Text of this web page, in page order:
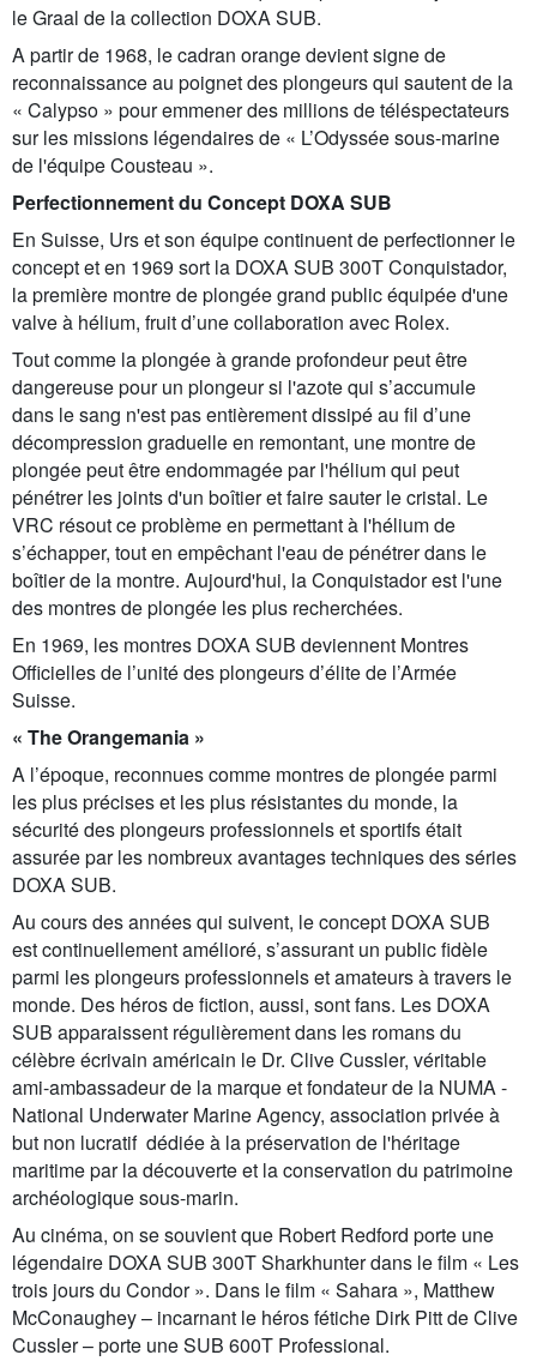
le Graal de la collection DOXA SUB.
A partir de 1968, le cadran orange devient signe de
reconnaissance au poignet des plongeurs qui sautent de la
« Calypso » pour emmener des millions de téléspectateurs
sur les missions légendaires de « L’Odyssée sous-marine
de l'équipe Cousteau ».
Perfectionnement du Concept DOXA SUB
En Suisse, Urs et son équipe continuent de perfectionner le
concept et en 1969 sort la DOXA SUB 300T Conquistador,
la première montre de plongée grand public équipée d'une
valve à hélium, fruit d’une collaboration avec Rolex.
Tout comme la plongée à grande profondeur peut être
dangereuse pour un plongeur si l'azote qui s’accumule
dans le sang n'est pas entièrement dissipé au fil d’une
décompression graduelle en remontant, une montre de
plongée peut être endommagée par l'hélium qui peut
pénétrer les joints d'un boîtier et faire sauter le cristal. Le
VRC résout ce problème en permettant à l'hélium de
s’échapper, tout en empêchant l'eau de pénétrer dans le
boîtier de la montre. Aujourd'hui, la Conquistador est l'une
des montres de plongée les plus recherchées.
En 1969, les montres DOXA SUB deviennent Montres
Officielles de l’unité des plongeurs d’élite de l’Armée
Suisse.
« The Orangemania »
A l’époque, reconnues comme montres de plongée parmi
les plus précises et les plus résistantes du monde, la
sécurité des plongeurs professionnels et sportifs était
assurée par les nombreux avantages techniques des séries
DOXA SUB.
Au cours des années qui suivent, le concept DOXA SUB
est continuellement amélioré, s’assurant un public fidèle
parmi les plongeurs professionnels et amateurs à travers le
monde. Des héros de fiction, aussi, sont fans. Les DOXA
SUB apparaissent régulièrement dans les romans du
célèbre écrivain américain le Dr. Clive Cussler, véritable
ami-ambassadeur de la marque et fondateur de la NUMA -
National Underwater Marine Agency, association privée à
but non lucratif dédiée à la préservation de l'héritage
maritime par la découverte et la conservation du patrimoine
archéologique sous-marin.
Au cinéma, on se souvient que Robert Redford porte une
légendaire DOXA SUB 300T Sharkhunter dans le film « Les
trois jours du Condor ». Dans le film « Sahara », Matthew
McConaughey – incarnant le héros fétiche Dirk Pitt de Clive
Cussler – porte une SUB 600T Professional.